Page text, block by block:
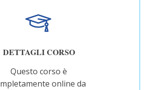
DETTAGLI CORSO
Questo corso è
online da